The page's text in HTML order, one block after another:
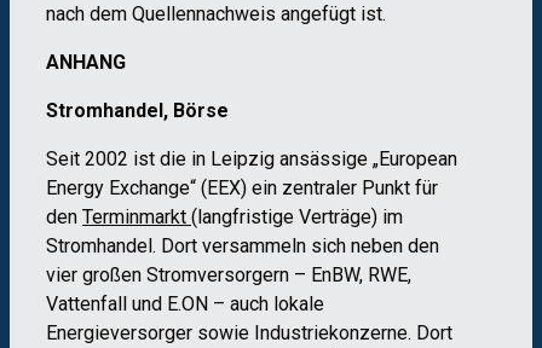
nach dem Quellennachweis angefügt ist.
ANHANG
Stromhandel, Börse
Seit 2002 ist die in Leipzig ansässige „European
Energy Exchange“ (EEX) ein zentraler Punkt für
den Terminmarkt (langfristige Verträge) im
Stromhandel. Dort versammeln sich neben den
vier großen Stromversorgern – EnBW, RWE,
Vattenfall und E.ON – auch lokale
Energieversorger sowie Industriekonzerne. Dort